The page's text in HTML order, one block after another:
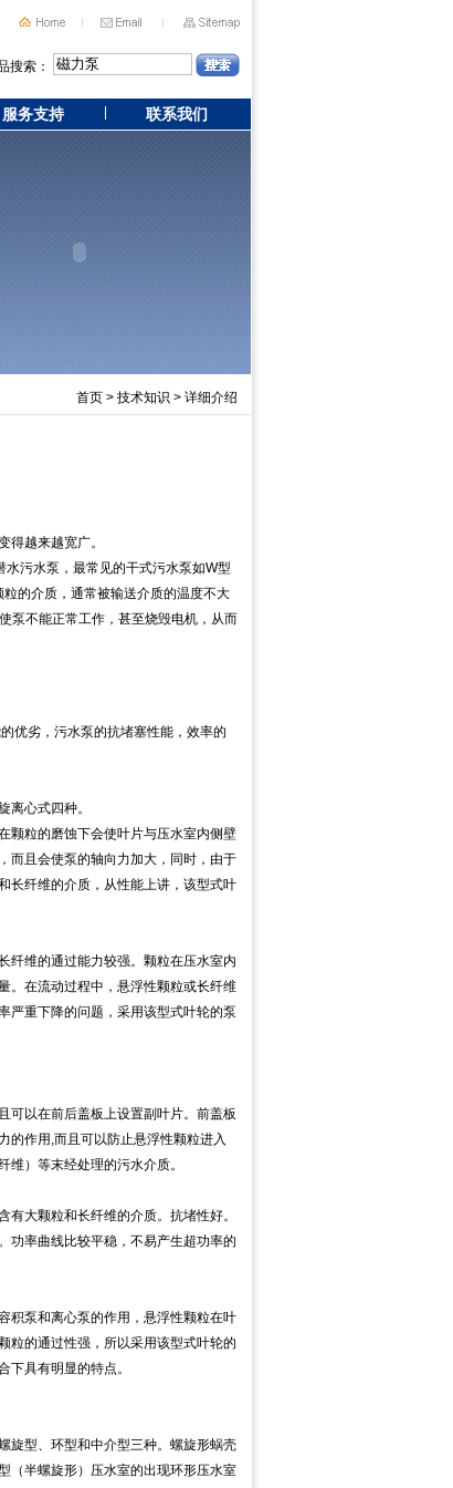
搜索：
服务支持 联系我们
首页 > 技术知识 > 详细介绍
越来越宽广。
污水泵，最常见的干式污水泵如W型
的介质，通常被输送介质的温度不大
泵不能正常工作，甚至烧毁电机，从而
优劣，污水泵的抗堵塞性能，效率的
心式四种。
粒的磨蚀下会使叶片与压水室内侧壁
而且会使泵的轴向力加大，同时，由于
长纤维的介质，从性能上讲，该型式叶
维的通过能力较强。颗粒在压水室内
。在流动过程中，悬浮性颗粒或长纤维
严重下降的问题，采用该型式叶轮的泵
以在前后盖板上设置副叶片。前盖板
的作用,而且可以防止悬浮性颗粒进入
）等末经处理的污水介质。
大颗粒和长纤维的介质。抗堵性好。
率曲线比较平稳，不易产生超功率的
泵和离心泵的作用，悬浮性颗粒在叶
粒的通过性强，所以采用该型式叶轮的
具有明显的特点。
型、环型和中介型三种。螺旋形蜗壳
（半螺旋形）压水室的出现环形压水室